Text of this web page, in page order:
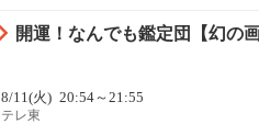
開運！なんでも鑑定団【幻の
8/11(火) 20:54～21:55
テレ東